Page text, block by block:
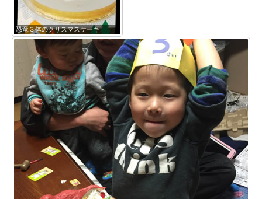
恐竜３体のクリスマスケーキ